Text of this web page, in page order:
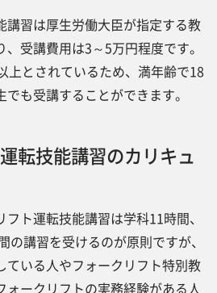
講習は厚生労働大臣が指定する教
受講費用は3～5万円程度です。
上とされているため、満年齢で18
も受講することができます。
転技能講習のカリキュ
ト運転技能講習は学科11時間、
の講習を受けるのが原則ですが、
ている人やフォークリフト特別教
ォークリフトの実務経験がある人